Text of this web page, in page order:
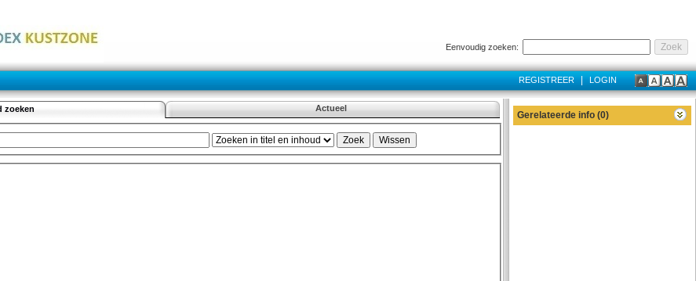
Eenvoudig zoeken:
REGISTREER | LOGIN
zoeken Actueel
Gerelateerde info (0)